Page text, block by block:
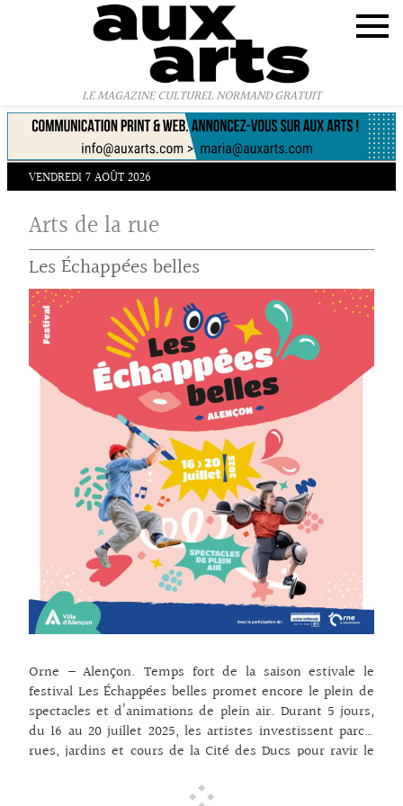
LE MAGAZINE CULTUREL NORMAND GRATUIT
VENDREDI 7 AOÛT 2026
Arts de la rue
Les Échappées belles
Orne – Alençon. Temps fort de la saison estivale le
festival Les Échappées belles promet encore le plein de
spectacles et d’animations de plein air. Durant 5 jours,
du 16 au 20 juillet 2025, les artistes investissent parcs,
rues, jardins et cours de la Cité des Ducs pour ravir le
scène vivante et poétique qui mêle théâtre, danse,
Panneau de gestion des cookies